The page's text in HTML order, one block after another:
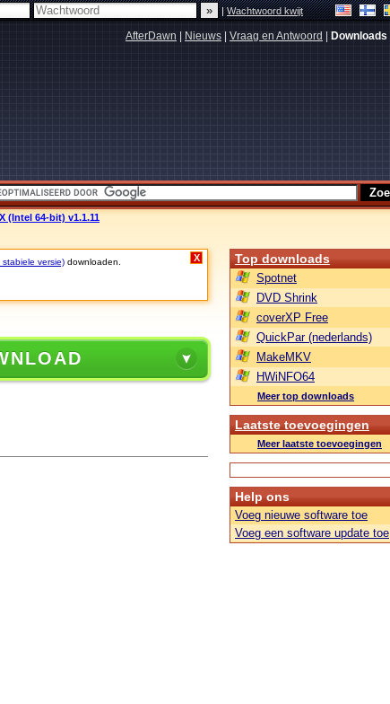
|Wachtwoord kwijt
AfterDawn Nieuws Vraag en Antwoord Downloads
(Intel 64-bit) v1.1.11
versie) downloaden.
X Top downloads
Spotnet
DVD Shrink
coverXP Free
QuickPar (nederlands)
MakeMKV
HWiNFO64
Meer top downloads
Laatste toevoegingen
Meer laatste toevoegingen
Help ons
Voeg nieuwe software toe
Voeg een software update toe